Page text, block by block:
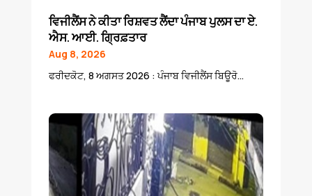
ਵਿਜੀਲੈਂਸ ਨੇ ਕੀਤਾ ਰਿਸ਼ਵਤ ਲੈਂਦਾ ਪੰਜਾਬ ਪੁਲਸ ਦਾ ਏ.
ਐਸ. ਆਈ. ਗ੍ਰਿਫ਼ਤਾਰ
Aug 8, 2026
ਫਰੀਦਕੋਟ, 8 ਅਗਸਤ 2026 : ਪੰਜਾਬ ਵਿਜੀਲੈਂਸ ਬਿਊਰੋ...